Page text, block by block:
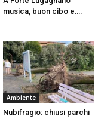
musica, buon cibo e….
Ambiente
Nubifragio: chiusi parchi